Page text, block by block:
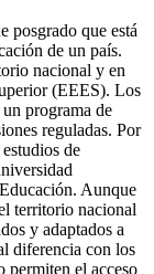
posgrado que está
de un país.
nacional y en
(EEES). Los
un programa de
reguladas. Por
de
Aunque
territorio nacional
y adaptados a
diferencia con los
permiten el acceso